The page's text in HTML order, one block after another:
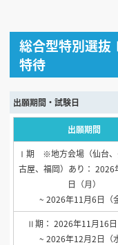
総合型特別選
特待
出願期間・試験日
出願期間
Ⅰ期 ※地方会場（仙台、
古屋、福岡）あり： 2026
日（月）
~ 2026年11月6日（
Ⅱ期： 2026年11月16日
~ 2026年12月2日（